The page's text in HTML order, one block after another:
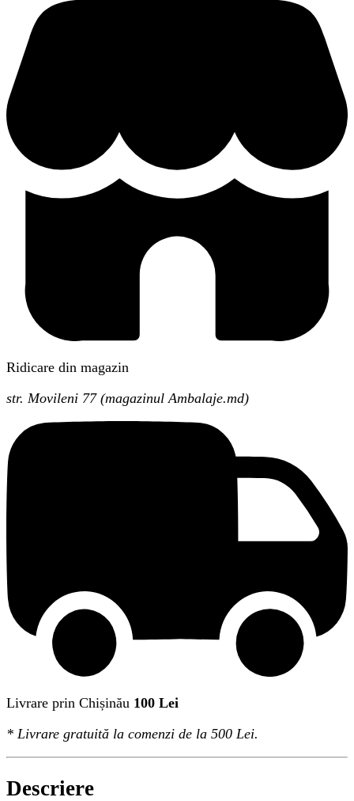
Ridicare din magazin
str. Movileni 77 (magazinul Ambalaje.md)
Livrare prin Chișinău 100 Lei
* Livrare gratuită la comenzi de la 500 Lei.
Descriere